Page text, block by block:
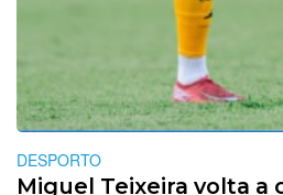
DESPORTO
Miguel Teixeira volta a